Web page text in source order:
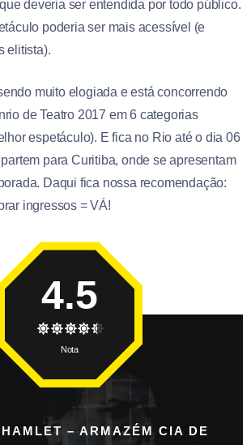
deveria ser entendida por todo público.
poderia ser mais acessível (e
elitista).
muito elogiada e está concorrendo
de Teatro 2017 em 6 categorias
espetáculo). E fica no Rio até o dia 06
para Curitiba, onde se apresentam
Daqui fica nossa recomendação:
ingressos = VÁ!
– ARMAZÉM CIA DE
4.5
Nota